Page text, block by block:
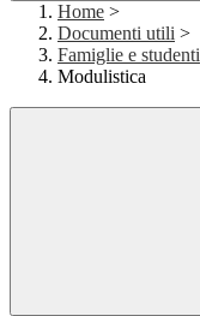
Home >
Documenti utili >
Famiglie e studenti
Modulistica